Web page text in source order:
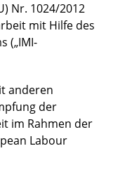
Nr. 1024/2012
mit Hilfe des
(„IMI-
anderen
der
im Rahmen der
Labour